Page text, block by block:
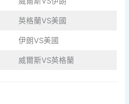
英格蘭VS美國
伊朗VS美國
威爾斯VS英格蘭